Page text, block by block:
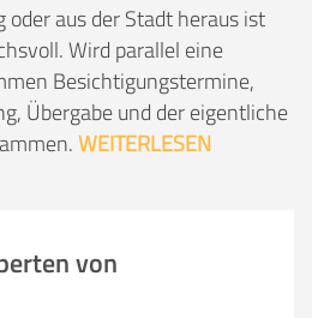
oder aus der Stadt heraus ist
Wird parallel eine
Besichtigungstermine,
Übergabe und der eigentliche
WEITERLESEN
von